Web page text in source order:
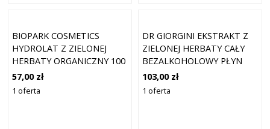
BIOPARK COSMETICS
HYDROLAT Z ZIELONEJ
HERBATY ORGANICZNY 100
ML
57,00 zł
1 oferta
DR GIORGINI EKSTRAKT Z
ZIELONEJ HERBATY CAŁY
BEZALKOHOLOWY PŁYN
200ML
103,00 zł
1 oferta